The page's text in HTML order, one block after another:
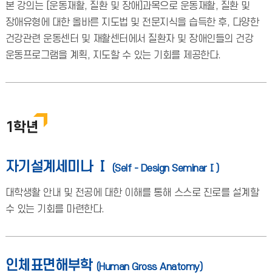
본 강의는 [운동재활, 질환 및 장애]과목으로 운동재활, 질환 및
장애유형에 대한 올바른 지도법 및 전문지식을 습득한 후, 다양한
건강관련 운동센터 및 재활센터에서 질환자 및 장애인들의 건강
운동프로그램을 계획, 지도할 수 있는 기회를 제공한다.
1학년
자기설계세미나 Ⅰ (Self - Design SeminarⅠ)
대학생활 안내 및 전공에 대한 이해를 통해 스스로 진로를 설계할
수 있는 기회를 마련한다.
인체표면해부학 (Human Gross Anatomy)